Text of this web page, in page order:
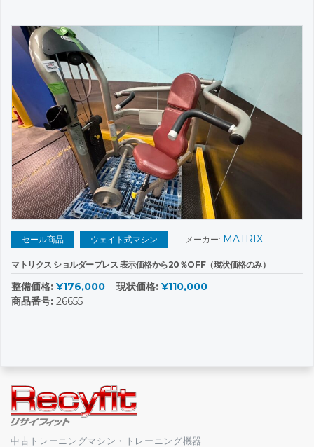
セール商品 ウェイト式マシン メーカー: MATRIX
マトリクス ショルダープレス 表示価格から20％OFF（現状価格のみ）
整備価格: ¥176,000 現状価格: ¥110,000
商品番号: 26655
中古トレーニングマシン・トレーニング機器